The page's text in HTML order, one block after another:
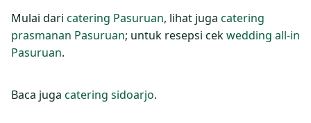
Mulai dari catering Pasuruan, lihat juga catering
prasmanan Pasuruan; untuk resepsi cekwedding all‑in
Pasuruan.
Baca juga catering sidoarjo.